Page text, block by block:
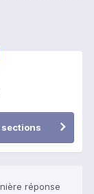
réponse